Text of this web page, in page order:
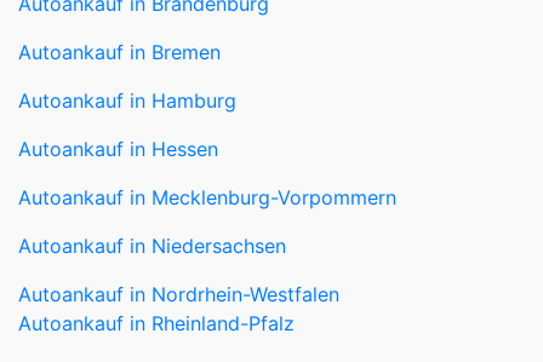
Autoankauf in Niedersachsen
Autoankauf in Rheinland-Pfalz